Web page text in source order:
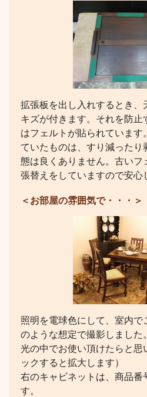
拡張板を出し入れするとき、
キズが付きます。それを防止
はフェルトが貼られています
ていたものは、すり減ったり
態は良くありません。古いフ
張替えをしていますので安心
＜お部屋の雰囲気で・・・＞
照明を電球色にして、室内で
のような想定で撮影しました
光の中でお使い頂けたらと思
ックすると拡大します）
右のキャビネットは、商品番
す。